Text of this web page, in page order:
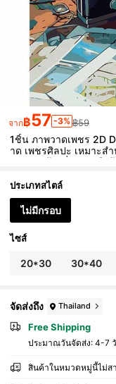
จาก฿57 -3% ฿59
1ชิ้น ภาพวาดเพชร 2D
าด เพชรศิลปะ เหมาะ
งสำหรับห้องนั่งเล่นหรือห้
ประเภทสไตล์
ไม่มีกรอบ
ไซส์
20*30 30*40
จัดส่งถึง Thailand
Free Shipping
ประมาณวันจัดส่ง: 4-7
สินค้าในหมวดหมู่นี้ไม่ส